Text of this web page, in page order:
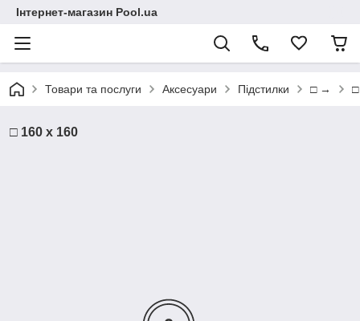
Інтернет-магазин Pool.ua
Товари та послуги Аксесуари Підстилки □ →
□ 160 х 160